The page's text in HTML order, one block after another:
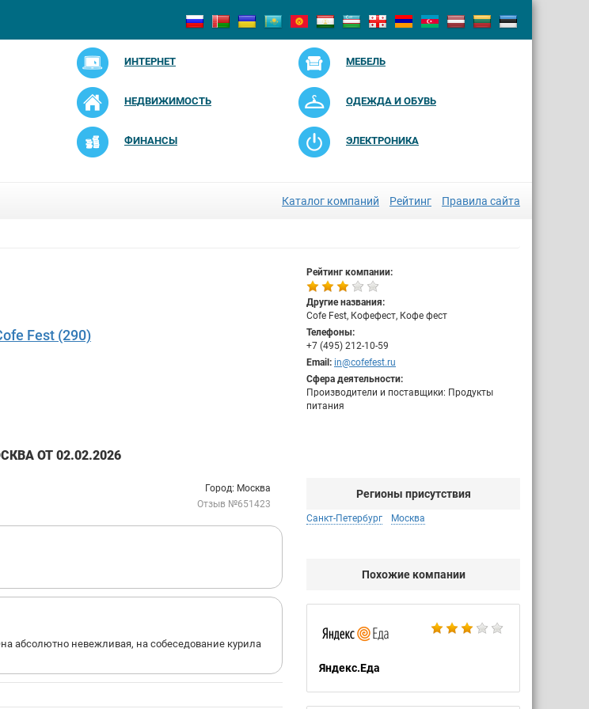
ИНТЕРНЕТ МЕБЕЛЬ
НЕДВИЖИМОСТЬ ОДЕЖДА И ОБУВЬ
ФИНАНСЫ ЭЛЕКТРОНИКА
Каталог компаний Рейтинг Правила сайта
Fest (290)
Рейтинг компании:
Другие названия:
Cofe Fest, Кофефест, Кофе фест
Телефоны:
+7 (495) 212-10-59
Email: in@cofefest.ru
Сфера деятельности:
Производители и поставщики: Продукты
питания
ОТ 02.02.2026
Город: Москва
Отзыв №651423
абсолютно невежливая, на собеседование курила
Регионы присутствия
Санкт-Петербург Москва
Похожие компании
Яндекс.Еда